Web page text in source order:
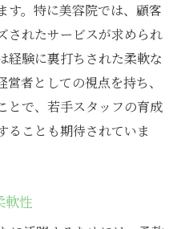
す。特に美容院では、顧客
されたサービスが求められ
経験に裏打ちされた柔軟な
者としての視点を持ち、
とで、若手スタッフの育成
ることも期待されていま
軟性